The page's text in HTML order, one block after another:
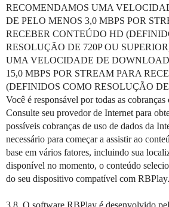
RECOMENDAMOS UMA
DE PELO MENOS 3,0 MBPS POR
RECEBER CONTEÚDO HD
RESOLUÇÃO DE 720P OU
UMA VELOCIDADE DE
15,0 MBPS POR STREAM PARA
(DEFINIDOS COMO RESOLUÇÃO
Você é responsável por todas as cobranças
Consulte seu provedor de Internet para
possíveis cobranças de uso de dados da
necessário para começar a assistir ao
base em vários fatores, incluindo sua
disponível no momento, o conteúdo
do seu dispositivo compatível com RBPlay.
3.8. O software RBPlay é desenvolvido